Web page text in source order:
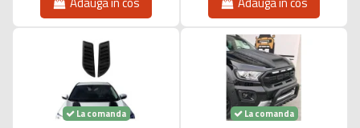
La comanda La comanda